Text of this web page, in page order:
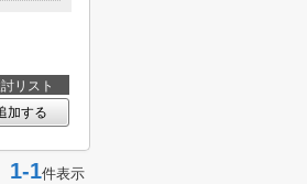
リスト
加する
1件表示